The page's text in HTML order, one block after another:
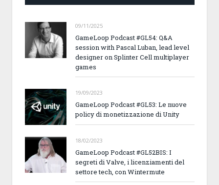
09/11/2025
GameLoop Podcast #GL54: Q&A
session with Pascal Luban, lead level
designer on Splinter Cell multiplayer
games
19/09/2023
GameLoop Podcast #GL53: Le nuove
policy di monetizzazione di Unity
18/02/2023
GameLoop Podcast #GL52BIS: I
segreti di Valve, i licenziamenti del
settore tech, con Wintermute